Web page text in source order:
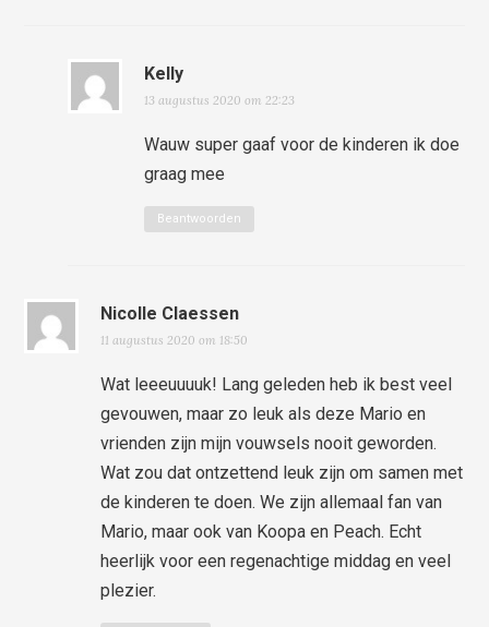
Kelly
13 augustus 2020 om 22:23
Wauw super gaaf voor de kinderen ik doe
graag mee
Beantwoorden
Nicolle Claessen
11 augustus 2020 om 18:50
Wat leeeuuuuk! Lang geleden heb ik best veel
gevouwen, maar zo leuk als deze Mario en
vrienden zijn mijn vouwsels nooit geworden.
Wat zou dat ontzettend leuk zijn om samen met
de kinderen te doen. We zijn allemaal fan van
Mario, maar ook van Koopa en Peach. Echt
heerlijk voor een regenachtige middag en veel
plezier.